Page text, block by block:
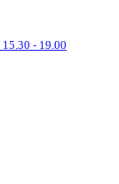
15.30 - 19.00